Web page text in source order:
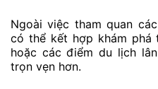
Ngoài việc tham quan
có thể kết hợp khám phá
hoặc các điểm du lịch
trọn vẹn hơn.